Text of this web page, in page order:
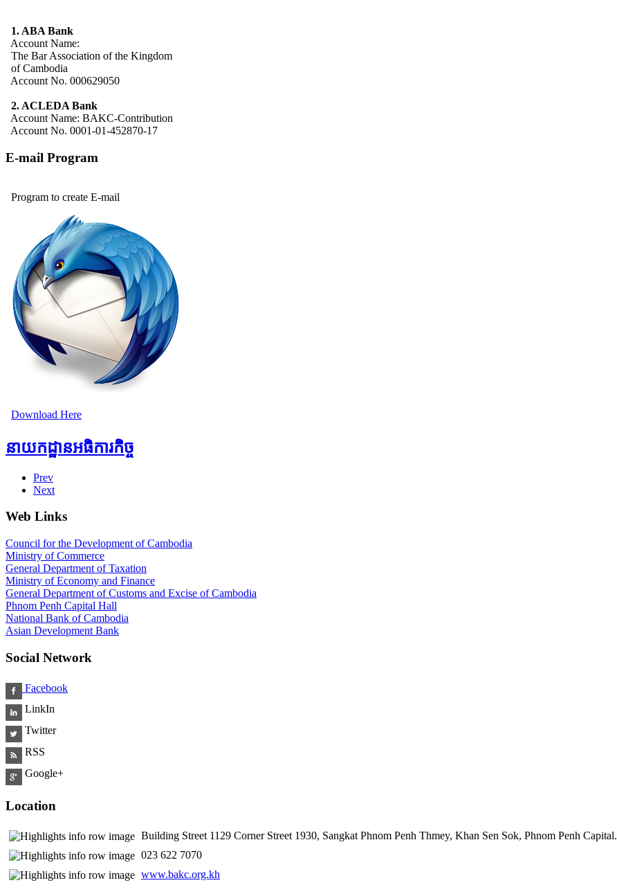
1. ABA Bank
Account Name:
The Bar Association of the Kingdom
of Cambodia
Account No. 000629050
2. ACLEDA Bank
Account Name: BAKC-Contribution
Account No. 0001-01-452870-17
E-mail Program
Program to create E-mail
Download Here
នាយកដ្ឋានអធិការកិច្ច
Prev
Next
Web Links
Council for the Development of Cambodia
Ministry of Commerce
General Department of Taxation
Ministry of Economy and Finance
General Department of Customs and Excise of Cambodia
Phnom Penh Capital Hall
National Bank of Cambodia
Asian Development Bank
Social Network
Facebook
LinkIn
Twitter
RSS
Google+
Location
Building Street 1129 Corner Street 1930, Sangkat Phnom Penh Thmey, Khan Sen Sok, Phnom Penh Capital.
​ 023 622 7070
www.bakc.org.kh